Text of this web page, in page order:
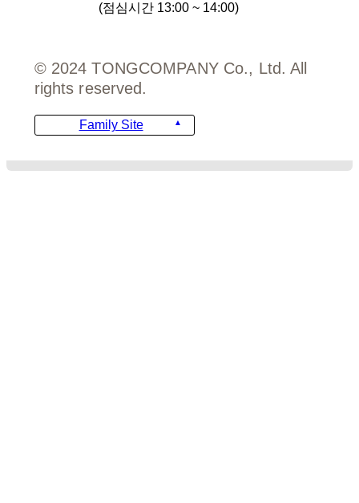
(점심시간 13:00 ~ 14:00)
© 2024 TONGCOMPANY Co., Ltd. All
rights reserved.
Family Site